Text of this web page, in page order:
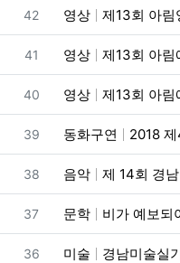
번호
42 영상 제13회 아림
번호
41 영상 제13회 아림
번호
40 영상 제13회 아림
번호
39 동화구연 2018
번호
38 음악 제 14회 경
번호
37 문학 비가 예보되
번호
36 미술 경남미술실